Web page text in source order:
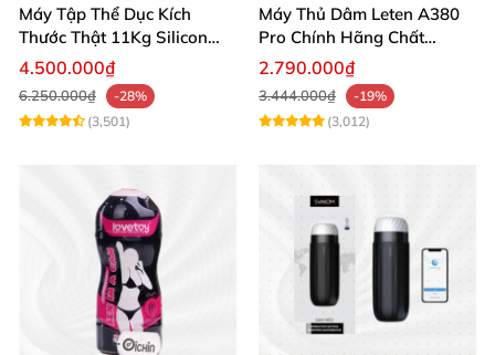
Máy Tập Thể Dục Kích
Thước Thật 11Kg Silicon
Cao Cấp Nhật Bản
4.500.000₫
6.250.000₫
-28%
(3,501)
Máy Thủ Dâm Leten A380
Pro Chính Hãng Chất
Lượng Cao
2.790.000₫
3.444.000₫
-19%
(3,012)